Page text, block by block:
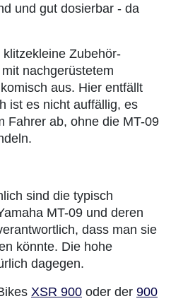
und gut dosierbar - da
Zubehör-
nachgerüstetem
aus. Hier entfällt
ist es nicht auffällig, es
Fahrer ab, ohne die MT-09
sind die typisch
MT-09 und deren
dass man sie
könnte. Die hohe
dagegen.
XSR 900 oder der 900